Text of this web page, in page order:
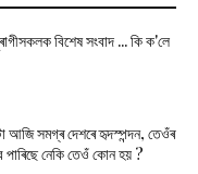
বিশেষ সংবাদ ... কি ক'লে
আজি সমগ্ৰ দেশৰে হৃদস্পন্দন, তেওঁৰ
নেকি তেওঁ কোন হয় ?